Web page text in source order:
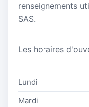
renseignements
SAS.
Les horaires
Lundi
Mardi